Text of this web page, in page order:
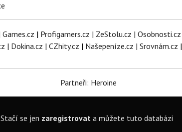
Games.cz | Profigamers.cz | ZeStolu.cz | Osobnosti.cz
| Dokina.cz | CZhity.cz | Našepeníze.cz | Srovnám.cz |
Partneři: Heroine
Stačí se jen zaregistrovata můžete tuto databázi